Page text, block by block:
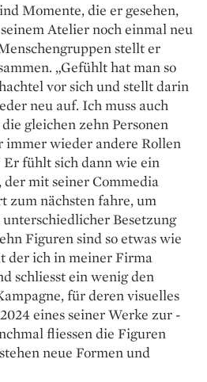
Momente, die er gesehen,
Atelier noch einmal neu
stellt er
„Gefühlt hat man so
vor sich und stellt darin
neu auf. Ich muss auch
gleichen zehn Personen
immer wieder andere Rollen
fühlt sich dann wie ein
mit seiner Commedia
zum nächsten fahre, um
Besetzung
Figuren sind so etwas wie
der ich in meiner Firma
schliesst ein wenig den
für deren visuelles
eines seiner Werke zur
fliessen die Figuren
neue Formen und